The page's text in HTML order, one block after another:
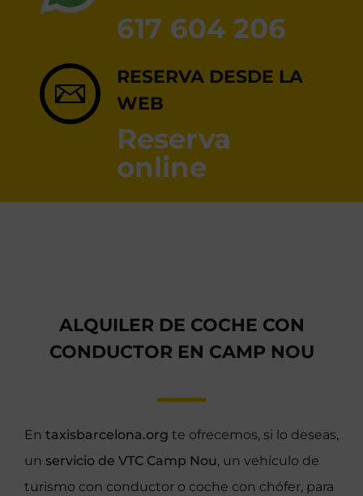
617 604 206
RESERVA DESDE LA
WEB
Reserva
online
ALQUILER DE COCHE CON
CONDUCTOR EN CAMP NOU
En taxisbarcelona.org te ofrecemos, si lo deseas,
un servicio de VTC Camp Nou, un vehículo de
turismo con conductor o coche con chófer, para